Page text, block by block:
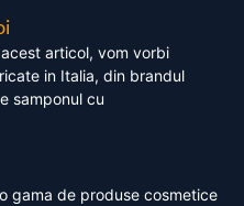
articol, vom vorbi
in Italia, din brandul
samponul cu
gama de produse cosmetice